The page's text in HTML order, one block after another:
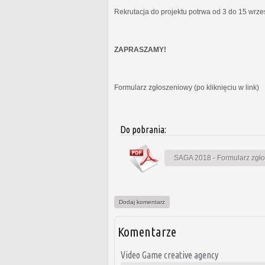
Rekrutacja do projektu potrwa od 3 do 15
ZAPRASZAMY!
Formularz zgłoszeniowy (po kliknięciu w link)
Do pobrania:
SAGA 2018 - Formularz
Dodaj komentarz
Komentarze
Video Game creative agency